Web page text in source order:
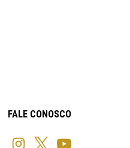
FALE CONOSCO